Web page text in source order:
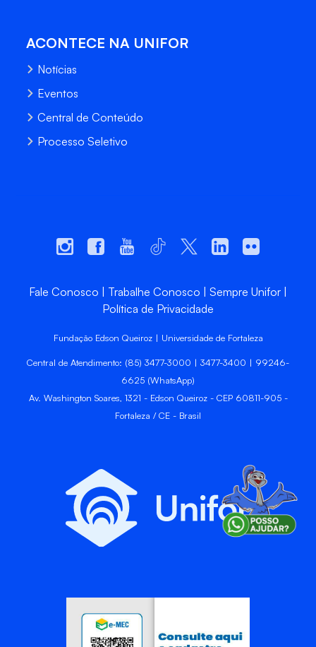
ACONTECE NA UNIFOR
Notícias
Eventos
Central de Conteúdo
Processo Seletivo
Fale Conosco Trabalhe Conosco
Sempre Unifor
Política de Privacidade
Fundação Edson Queiroz | Universidade de Fortaleza
Central de Atendimento: (85) 3477-3000 | 3477-3400 | 99246-
6625 (WhatsApp)
Av. Washington Soares, 1321 - Edson Queiroz - CEP 60811-905 -
Fortaleza / CE - Brasil